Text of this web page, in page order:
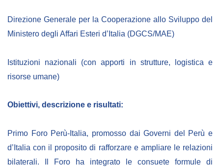
OPPORTUNITÀ
Borse di studio
Albo fornitori
NEWSLETTER
Direzione Generale per la Cooperazione allo Sviluppo del
Ministero degli Affari Esteri d’Italia (DGCS/MAE)
Istituzioni nazionali (con apporti in strutture, logistica e
risorse umane)
Obiettivi, descrizione e risultati:
Primo Foro Perù-Italia, promosso dai Governi del Perù e
d’Italia con il proposito di rafforzare e ampliare le relazioni
bilaterali. Il Foro ha integrato le consuete formule di